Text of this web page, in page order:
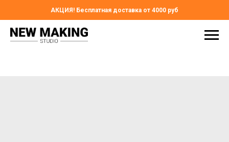
АКЦИЯ! Бесплатная доставка от 4000 руб